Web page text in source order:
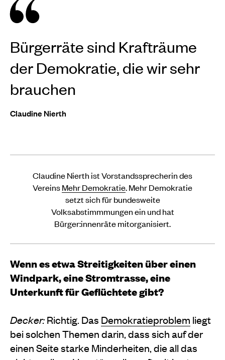
Bürgerräte sind Krafträume
der Demokratie, die wir sehr
brauchen
Claudine Nierth
Claudine Nierth ist Vorstandssprecherin des
VereinsMehr Demokratie. Mehr Demokratie
setzt sich für bundesweite
Volksabstimmmungen ein und hat
Bürger:innenräte mitorganisiert.
Wenn es etwa Streitigkeiten über einen
Windpark, eine Stromtrasse, eine
Unterkunft für Geflüchtete gibt?
Decker:Richtig. Das Demokratieproblem liegt
bei solchen Themen darin, dass sich auf der
einen Seite starke Minderheiten, die all das